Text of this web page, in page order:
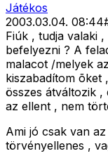
Játékos
2003.03.04. 08:44
Fiúk , tudja valaki
befelyezni ? A
malacot /melyek
kiszabadítom õket
összes átváltozik ,
az ellent , nem
Ami jó csak van
törvényellenes ,